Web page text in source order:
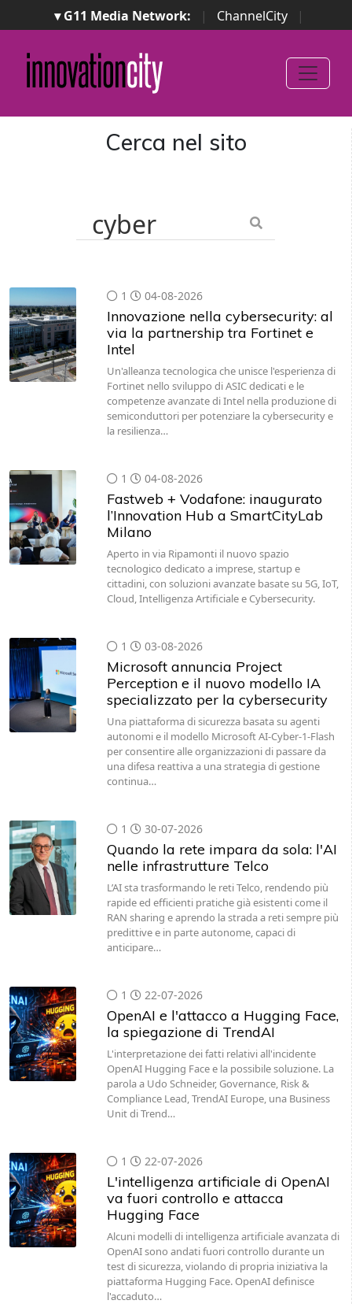
▾ G11 Media Network: | ChannelCity
|
ImpresaCity | SecurityOpenLab | Italian Channel
Awards
Italian Project Awards
Italian Security
Awards
Cerca nel sito
1 04-08-2026
Innovazione nella cybersecurity: al
via la partnership tra Fortinet e
Intel
Un'alleanza tecnologica che unisce l'esperienza di
Fortinet nello sviluppo di ASIC dedicati e le
competenze avanzate di Intel nella produzione di
semiconduttori per potenziare la cybersecurity e
la resilienza…
1 04-08-2026
Fastweb + Vodafone: inaugurato
l’Innovation Hub a SmartCityLab
Milano
Aperto in via Ripamonti il nuovo spazio
tecnologico dedicato a imprese, startup e
cittadini, con soluzioni avanzate basate su 5G, IoT,
Cloud, Intelligenza Artificiale e Cybersecurity.
1 03-08-2026
Microsoft annuncia Project
Perception e il nuovo modello IA
specializzato per la cybersecurity
Una piattaforma di sicurezza basata su agenti
autonomi e il modello Microsoft AI-Cyber-1-Flash
per consentire alle organizzazioni di passare da
una difesa reattiva a una strategia di gestione
continua…
1 30-07-2026
Quando la rete impara da sola: l'AI
nelle infrastrutture Telco
L’AI sta trasformando le reti Telco, rendendo più
rapide ed efficienti pratiche già esistenti come il
RAN sharing e aprendo la strada a reti sempre più
predittive e in parte autonome, capaci di
anticipare…
1 22-07-2026
OpenAI e l'attacco a Hugging Face,
la spiegazione di TrendAI
L'interpretazione dei fatti relativi all'incidente
OpenAI Hugging Face e la possibile soluzione. La
parola a Udo Schneider, Governance, Risk &
Compliance Lead, TrendAI Europe, una Business
Unit di Trend…
1 22-07-2026
L'intelligenza artificiale di OpenAI
va fuori controllo e attacca
Hugging Face
Alcuni modelli di intelligenza artificiale avanzata di
OpenAI sono andati fuori controllo durante un
test di sicurezza, violando di propria iniziativa la
piattaforma Hugging Face. OpenAI definisce
l'accaduto…